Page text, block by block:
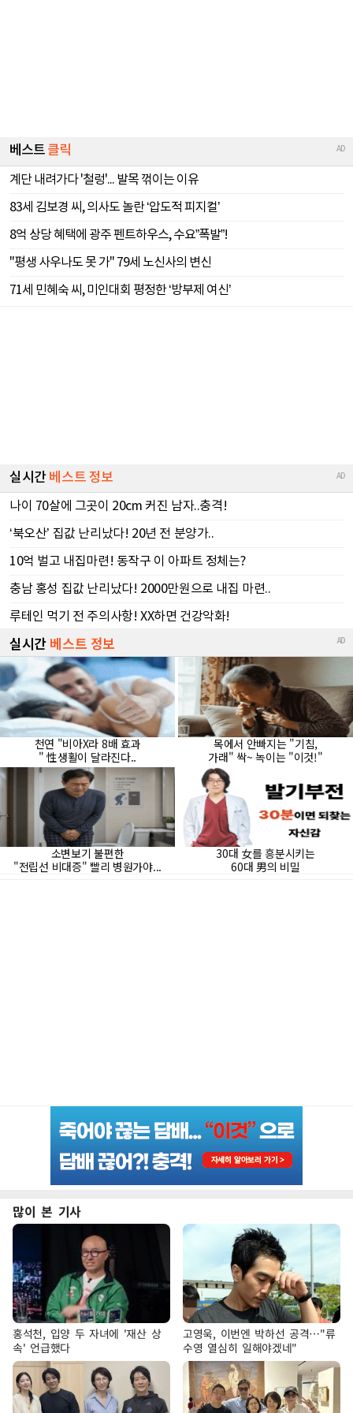
많이 본 기사
홍석천, 입양 두 자녀에 '재산 상
속' 언급했다
고영욱, 이번엔 박하선 공격…"류
수영 열심히 일해야겠네"